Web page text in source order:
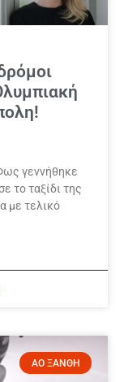
γεννήθηκε
το ταξίδι της
με τελικό
ΑΟ ΞΑΝΘΗ